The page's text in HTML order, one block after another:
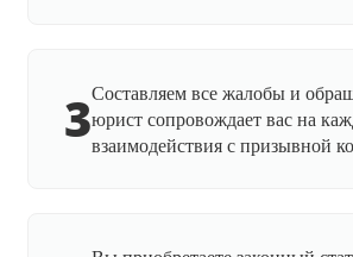
3Составляем все жалобы и
юрист сопровождает вас на
взаимодействия с призывной